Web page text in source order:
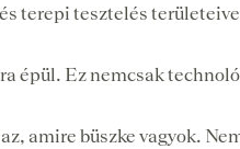
terepi tesztelés
épül. Ez nemcsak
amire büszke vagyok.